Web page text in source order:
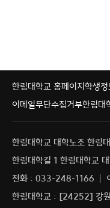
한림대학교 홈페이지학생
이메일무단수집거부한림대
한림대학교 대학노조 한
한림대학길 1 한림대학교
전화 : 033-248-1166
한림대학교 : [24252] 강원